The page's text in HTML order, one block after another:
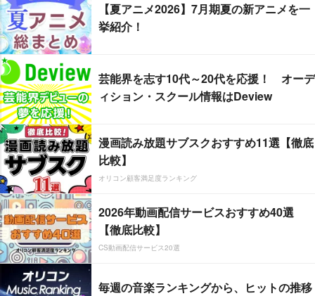
【夏アニメ2026】7月期夏の新アニメを一
挙紹介！
芸能界を志す10代～20代を応援！ オーデ
ィション・スクール情報はDeview
漫画読み放題サブスクおすすめ11選【徹底
比較】
オリコン顧客満足度ランキング
2026年動画配信サービスおすすめ40選
【徹底比較】
CS動画配信サービス20選
毎週の音楽ランキングから、ヒットの推移